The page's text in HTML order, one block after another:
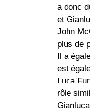
a donc
et
John
plus de
Il a
est
Luca
rôle